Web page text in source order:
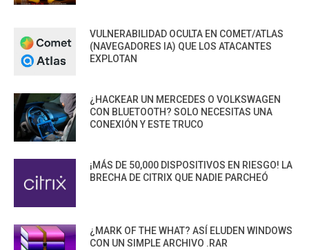
VULNERABILIDAD OCULTA EN COMET/ATLAS
(NAVEGADORES IA) QUE LOS ATACANTES
EXPLOTAN
¿HACKEAR UN MERCEDES O VOLKSWAGEN
CON BLUETOOTH? SOLO NECESITAS UNA
CONEXIÓN Y ESTE TRUCO
¡MÁS DE 50,000 DISPOSITIVOS EN RIESGO! LA
BRECHA DE CITRIX QUE NADIE PARCHEÓ
¿MARK OF THE WHAT? ASÍ ELUDEN WINDOWS
CON UN SIMPLE ARCHIVO .RAR